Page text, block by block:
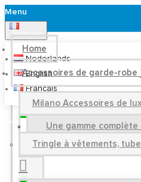
Menu
Français
Nederlands
English
Français
Home
Accessoires de garde-robe
Milano Accessoires de
Une gamme
Tringle à vêtements,